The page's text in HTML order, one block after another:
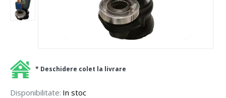
Disponibilitate: In stoc
* Deschidere colet la livrare